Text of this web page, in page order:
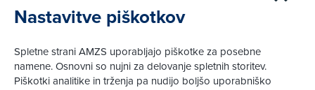
Postanite član AMZS
Zakaj (p)ostati član?
Kako vam pomagamo
Nastavitve piškotkov
Spletne strani AMZS uporabljajo piškotke za posebne
namene. Osnovni so nujni za delovanje spletnih storitev.
Piškotki analitike in trženja pa nudijo boljšo uporabniško